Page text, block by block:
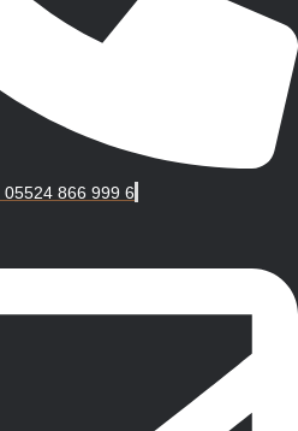
05524 866 999 6